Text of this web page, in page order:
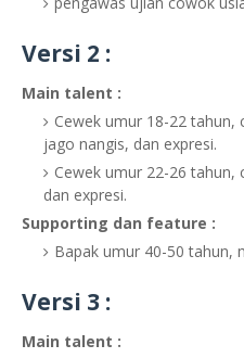
Versi 2 :
Main talent :
Cewek umur 18-22 tahun,
jago nangis, dan expresi.
Cewek umur 22-26
dan expresi.
Supporting dan feature :
Bapak umur 40-50 tahun,
Versi 3 :
Main talent :